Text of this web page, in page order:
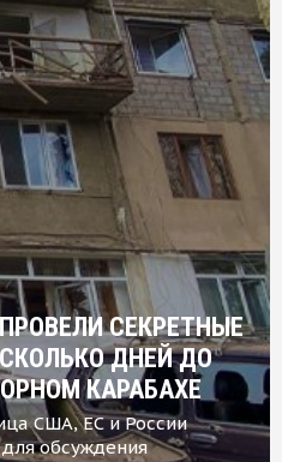
СЕКРЕТНЫЕ
ДНЕЙ ДО
КАРАБАХЕ
США, ЕС и России
обсуждения